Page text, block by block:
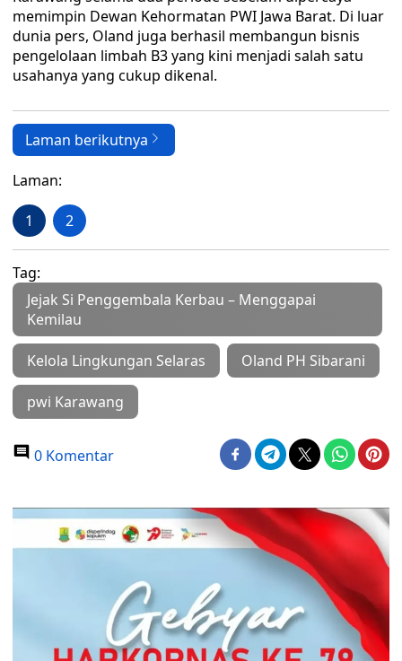
memimpin Dewan Kehormatan PWI Jawa Barat. Di luar
dunia pers, Oland juga berhasil membangun bisnis
pengelolaan limbah B3 yang kini menjadi salah satu
usahanya yang cukup dikenal.
Laman berikutnya
Laman:
1 2
Tag:
Jejak Si Penggembala Kerbau – Menggapai
Kemilau
Kelola Lingkungan Selaras Oland PH Sibarani
pwi Karawang
0 Komentar